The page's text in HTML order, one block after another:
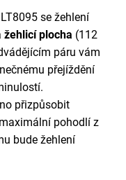
se žehlení
žehlicí plocha (112
páru vám
přejíždění
přizpůsobit
pohodlí z
bude žehlení